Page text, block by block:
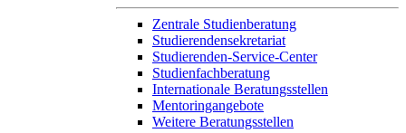
Zentrale Studienberatung
Studierendensekretariat
Studierenden-Service-Center
Studienfachberatung
Internationale Beratungsstellen
Mentoringangebote
Weitere Beratungsstellen